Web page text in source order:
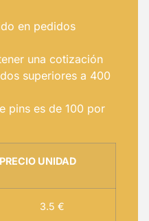
en pedidos
una cotización
superiores a 400
pins es de 100 por
PRECIO UNIDAD
3.5 €